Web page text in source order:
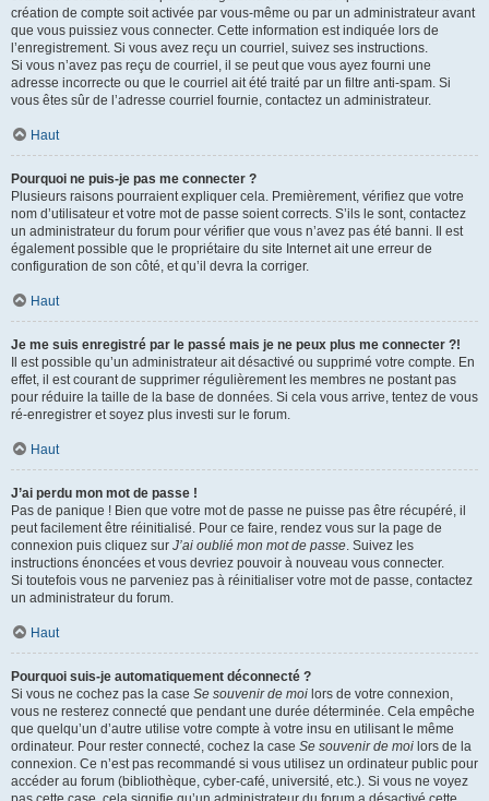
création de compte soit activée par vous-même ou par un administrateur avant
que vous puissiez vous connecter. Cette information est indiquée lors de
l’enregistrement. Si vous avez reçu un courriel, suivez ses instructions.
Si vous n’avez pas reçu de courriel, il se peut que vous ayez fourni une
adresse incorrecte ou que le courriel ait été traité par un filtre anti-spam. Si
vous êtes sûr de l’adresse courriel fournie, contactez un administrateur.
Haut
Pourquoi ne puis-je pas me connecter ?
Plusieurs raisons pourraient expliquer cela. Premièrement, vérifiez que votre
nom d’utilisateur et votre mot de passe soient corrects. S’ils le sont, contactez
un administrateur du forum pour vérifier que vous n’avez pas été banni. Il est
également possible que le propriétaire du site Internet ait une erreur de
configuration de son côté, et qu’il devra la corriger.
Haut
Je me suis enregistré par le passé mais je ne peux plus me connecter ?!
Il est possible qu’un administrateur ait désactivé ou supprimé votre compte. En
effet, il est courant de supprimer régulièrement les membres ne postant pas
pour réduire la taille de la base de données. Si cela vous arrive, tentez de vous
ré-enregistrer et soyez plus investi sur le forum.
Haut
J’ai perdu mon mot de passe !
Pas de panique ! Bien que votre mot de passe ne puisse pas être récupéré, il
peut facilement être réinitialisé. Pour ce faire, rendez vous sur la page de
connexion puis cliquez sur J’ai oublié mon mot de passe. Suivez les
instructions énoncées et vous devriez pouvoir à nouveau vous connecter.
Si toutefois vous ne parveniez pas à réinitialiser votre mot de passe, contactez
un administrateur du forum.
Haut
Pourquoi suis-je automatiquement déconnecté ?
Si vous ne cochez pas la case Se souvenir de moi lors de votre connexion,
vous ne resterez connecté que pendant une durée déterminée. Cela empêche
que quelqu’un d’autre utilise votre compte à votre insu en utilisant le même
ordinateur. Pour rester connecté, cochez la case Se souvenir de moi lors de la
connexion. Ce n’est pas recommandé si vous utilisez un ordinateur public pour
accéder au forum (bibliothèque, cyber-café, université, etc.). Si vous ne voyez